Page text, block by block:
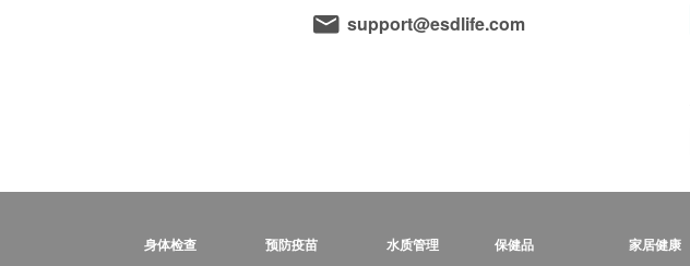
support@esdlife.com
身体检查 预防疫苗 水质管理 保健品 家居健康